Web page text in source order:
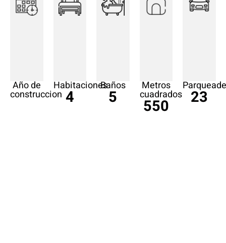
Año de
construccion
Habitaciones
4
Baños
5
Metros
cuadrados
550 23